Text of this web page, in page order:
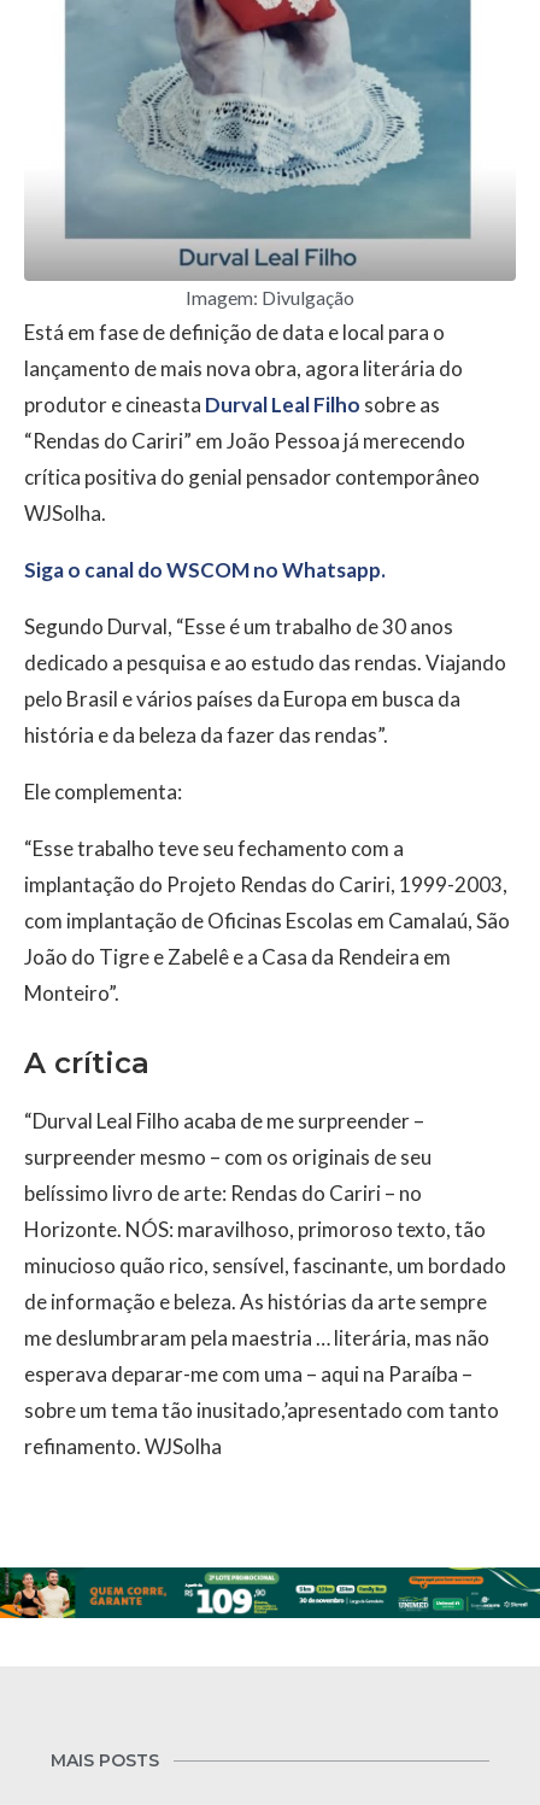
Imagem: Divulgação
Está em fase de definição de data e local para o
lançamento de mais nova obra, agora literária do
produtor e cineasta Durval Leal Filho sobre as
“Rendas do Cariri” em João Pessoa já merecendo
crítica positiva do genial pensador contemporâneo
WJSolha.
Siga o canal do WSCOM no Whatsapp.
Segundo Durval, “Esse é um trabalho de 30 anos
dedicado a pesquisa e ao estudo das rendas. Viajando
pelo Brasil e vários países da Europa em busca da
história e da beleza da fazer das rendas”.
Ele complementa:
“Esse trabalho teve seu fechamento com a
implantação do Projeto Rendas do Cariri, 1999-2003,
com implantação de Oficinas Escolas em Camalaú, São
João do Tigre e Zabelê e a Casa da Rendeira em
Monteiro”.
A crítica
“Durval Leal Filho acaba de me surpreender –
surpreender mesmo – com os originais de seu
belíssimo livro de arte: Rendas do Cariri – no
Horizonte. NÓS: maravilhoso, primoroso texto, tão
minucioso quão rico, sensível, fascinante, um bordado
de informação e beleza. As histórias da arte sempre
me deslumbraram pela maestria … literária, mas não
esperava deparar-me com uma – aqui na Paraíba –
sobre um tema tão inusitado,’apresentado com tanto
refinamento. WJSolha
MAIS POSTS